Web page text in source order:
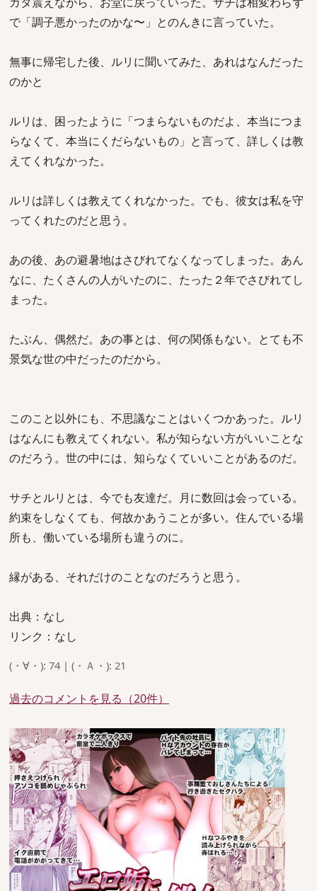
で「調子悪かったのかな〜」とのんきに言っていた。
無事に帰宅した後、ルリに聞いてみた、あれはなんだった
のかと
ルリは、困ったように「つまらないものだよ、本当につま
らなくて、本当にくだらないもの」と言って、詳しくは教
えてくれなかった。
ルリは詳しくは教えてくれなかった。でも、彼女は私を守
ってくれたのだと思う。
あの後、あの避暑地はさびれてなくなってしまった。あん
なに、たくさんの人がいたのに、たった２年でさびれてし
まった。
たぶん、偶然だ。あの事とは、何の関係もない。とても不
景気な世の中だったのだから。
このこと以外にも、不思議なことはいくつかあった。ルリ
はなんにも教えてくれない。私が知らない方がいいことな
のだろう。世の中には、知らなくていいことがあるのだ。
サチとルリとは、今でも友達だ。月に数回は会っている。
約束をしなくても、何故かあうことが多い。住んでいる場
所も、働いている場所も違うのに。
縁がある、それだけのことなのだろうと思う。
出典：なし
リンク：なし
(・∀・): 74 | (・Ａ・): 21
過去のコメントを見る（20件）